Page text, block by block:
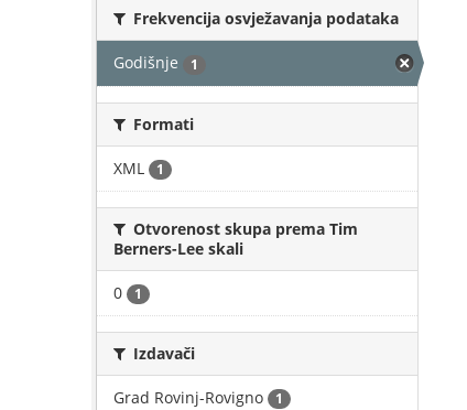
Frekvencija osvježavanja podataka
Godišnje 1
Formati
XML 1
Otvorenost skupa prema Tim
Berners-Lee skali
0 1
Izdavači
Grad Rovinj-Rovigno 1